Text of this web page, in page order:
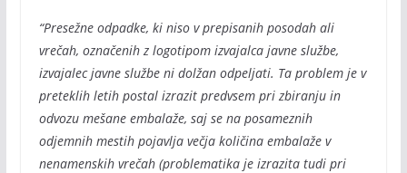
“Presežne odpadke, ki niso v prepisanih posodah ali
vrečah, označenih z logotipom izvajalca javne službe,
izvajalec javne službe ni dolžan odpeljati. Ta problem je v
preteklih letih postal izrazit predvsem pri zbiranju in
odvozu mešane embalaže, saj se na posameznih
odjemnih mestih pojavlja večja količina embalaže v
nenamenskih vrečah (problematika je izrazita tudi pri